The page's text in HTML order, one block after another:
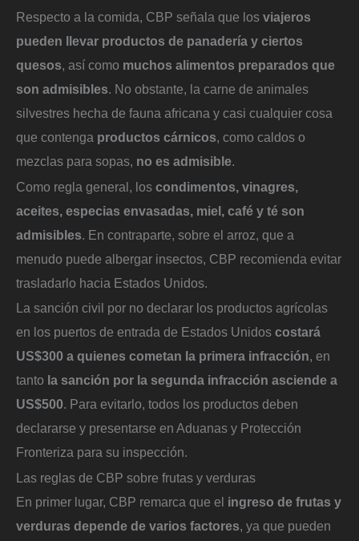
Respecto a la comida, CBP señala que los viajeros
pueden llevar productos de panadería y ciertos
quesos, así como muchos alimentos preparados que
son admisibles. No obstante, la carne de animales
silvestres hecha de fauna africana y casi cualquier cosa
que contenga productos cárnicos, como caldos o
mezclas para sopas, no es admisible.
Como regla general, los condimentos, vinagres,
aceites, especias envasadas, miel, café y té son
admisibles. En contraparte, sobre el arroz, que a
menudo puede albergar insectos, CBP recomienda evitar
trasladarlo hacia Estados Unidos.
La sanción civil por no declarar los productos agrícolas
en los puertos de entrada de Estados Unidos costará
US$300 a quienes cometan la primera infracción, en
tanto la sanción por la segunda infracción asciende a
US$500. Para evitarlo, todos los productos deben
declararse y presentarse en Aduanas y Protección
Fronteriza para su inspección.
Las reglas de CBP sobre frutas y verduras
En primer lugar, CBP remarca que el ingreso de frutas y
verduras depende de varios factores, ya que pueden